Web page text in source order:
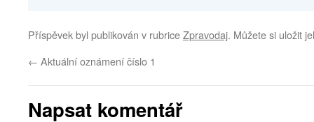
Příspěvek byl publikován v rubriceZpravodaj. Můžete si uložit
← Aktuální oznámení číslo 1
Napsat komentář